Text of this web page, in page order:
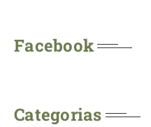
Facebook
Categorias